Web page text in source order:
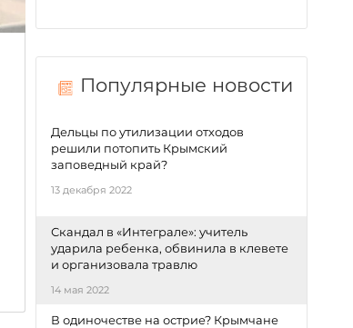
Популярные новости
Дельцы по утилизации отходов
решили потопить Крымский
заповедный край?
13 декабря 2022
Скандал в «Интеграле»: учитель
ударила ребенка, обвинила в клевете
и организовала травлю
14 мая 2022
В одиночестве на острие? Крымчане